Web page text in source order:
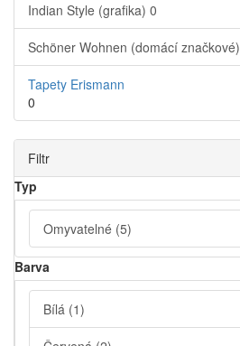
Indian Style (grafika) 0
Schöner Wohnen (domácí značkové)
Tapety Erismann
0
Filtr
Typ
Omyvatelné (5)
Barva
Bílá (1)